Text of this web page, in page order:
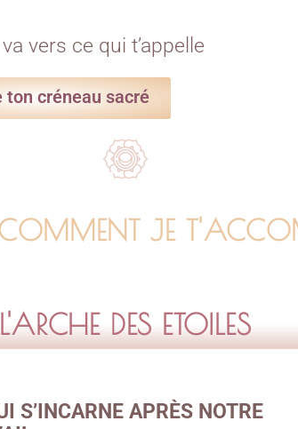
vers ce qui t’appelle
ton créneau sacré
JE
L'ARCHE DES ETOILES
S’INCARNE APRÈS NOTRE